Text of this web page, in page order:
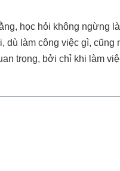
học hỏi không ngừng
dù làm công việc gì,
trọng, bởi chỉ khi làm